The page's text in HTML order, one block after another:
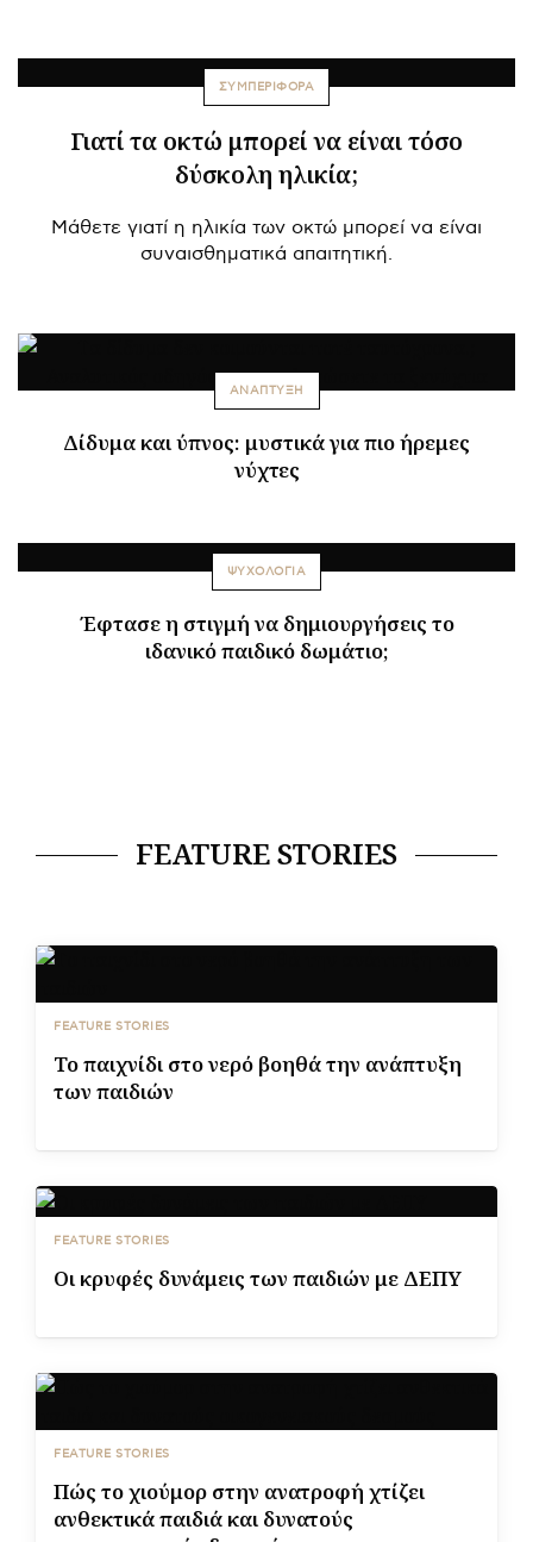
ΣΥΜΠΕΡΙΦΟΡΑ
Γιατί τα οκτώ μπορεί να είναι τόσο
δύσκολη ηλικία;
Μάθετε γιατί η ηλικία των οκτώ μπορεί να είναι
συναισθηματικά απαιτητική.
ΑΝΑΠΤΥΞΗ
Δίδυμα και ύπνος: μυστικά για πιο ήρεμες
νύχτες
ΨΥΧΟΛΟΓΙΑ
Έφτασε η στιγμή να δημιουργήσεις το
ιδανικό παιδικό δωμάτιο;
FEATURE STORIES
FEATURE STORIES
Το παιχνίδι στο νερό βοηθά την ανάπτυξη
των παιδιών
FEATURE STORIES
Οι κρυφές δυνάμεις των παιδιών με ΔΕΠΥ
FEATURE STORIES
Πώς το χιούμορ στην ανατροφή χτίζει
ανθεκτικά παιδιά και δυνατούς